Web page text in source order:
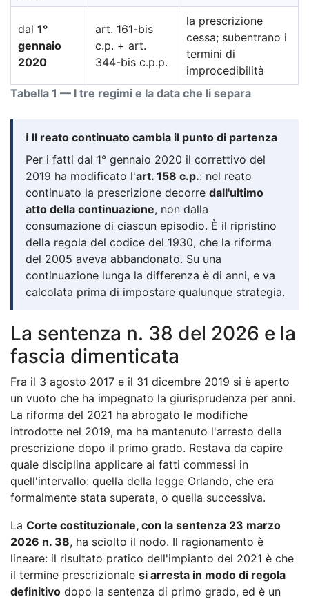
Tabella 1 — I tre regimi e la data che li separa
dal 1°
gennaio
2020
art. 161-bis
c.p. + art.
344-bis c.p.p.
la prescrizione
cessa; subentrano i
termini di
improcedibilità
ℹ️ Il reato continuato cambia il punto di partenza
Per i fatti dal 1° gennaio 2020 il correttivo del
2019 ha modificato l'art. 158 c.p.: nel reato
continuato la prescrizione decorre dall'ultimo
atto della continuazione, non dalla
consumazione di ciascun episodio. È il ripristino
della regola del codice del 1930, che la riforma
del 2005 aveva abbandonato. Su una
continuazione lunga la differenza è di anni, e va
calcolata prima di impostare qualunque strategia.
La sentenza n. 38 del 2026 e la
fascia dimenticata
Fra il 3 agosto 2017 e il 31 dicembre 2019 si è aperto
un vuoto che ha impegnato la giurisprudenza per anni.
La riforma del 2021 ha abrogato le modifiche
introdotte nel 2019, ma ha mantenuto l'arresto della
prescrizione dopo il primo grado. Restava da capire
quale disciplina applicare ai fatti commessi in
quell'intervallo: quella della legge Orlando, che era
formalmente stata superata, o quella successiva.
La Corte costituzionale, con la sentenza 23 marzo
2026 n. 38, ha sciolto il nodo. Il ragionamento è
lineare: il risultato pratico dell'impianto del 2021 è che
il termine prescrizionale si arresta in modo di regola
definitivo dopo la sentenza di primo grado, ed è un